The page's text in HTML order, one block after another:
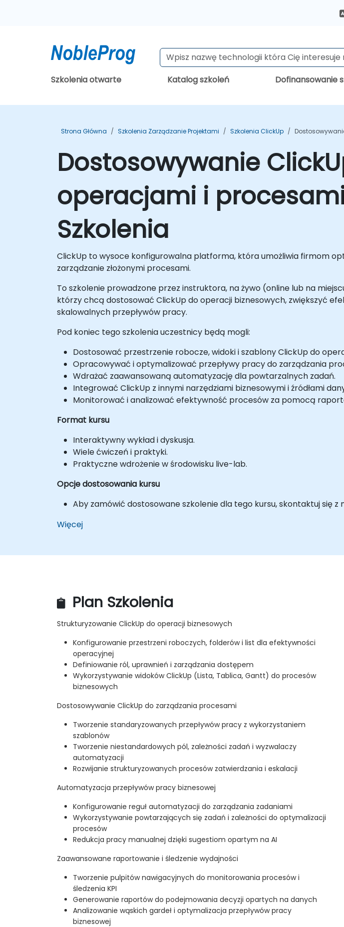
Szkolenia otwarte Katalog szkoleń Dofinansowanie
Strona Główna Szkolenia Zarządzanie Projektami Szkolenia ClickUp
Dostosowywanie
operacjami i
Szkolenia
ClickUp to wysoce konfigurowalna platforma, która umożliwia firmom
zarządzanie złożonymi procesami.
To szkolenie prowadzone przez instruktora, na żywo (online lub na
którzy chcą dostosować ClickUp do operacji biznesowych, zwiększyć
skalowalnych przepływów pracy.
Pod koniec tego szkolenia uczestnicy będą mogli:
Dostosować przestrzenie robocze, widoki i szablony ClickUp do
Opracowywać i optymalizować przepływy pracy do zarządzania
Wdrażać zaawansowaną automatyzację dla powtarzalnych zadań.
Integrować ClickUp z innymi narzędziami biznesowymi i źródłami
Monitorować i analizować efektywność procesów za pomocą
Format kursu
Interaktywny wykład i dyskusja.
Wiele ćwiczeń i praktyki.
Praktyczne wdrożenie w środowisku live-lab.
Opcje dostosowania kursu
Aby zamówić dostosowane szkolenie dla tego kursu, skontaktuj się z
Więcej
Plan Szkolenia
Strukturyzowanie ClickUp do operacji biznesowych
Konfigurowanie przestrzeni roboczych, folderów i list dla efektywności
operacyjnej
Definiowanie ról, uprawnień i zarządzania dostępem
Wykorzystywanie widoków ClickUp (Lista, Tablica, Gantt) do procesów
biznesowych
Dostosowywanie ClickUp do zarządzania procesami
Tworzenie standaryzowanych przepływów pracy z wykorzystaniem
szablonów
Tworzenie niestandardowych pól, zależności zadań i wyzwalaczy
automatyzacji
Rozwijanie strukturyzowanych procesów zatwierdzania i eskalacji
Automatyzacja przepływów pracy biznesowej
Konfigurowanie reguł automatyzacji do zarządzania zadaniami
Wykorzystywanie powtarzających się zadań i zależności do optymalizacji
procesów
Redukcja pracy manualnej dzięki sugestiom opartym na AI
Zaawansowane raportowanie i śledzenie wydajności
Tworzenie pulpitów nawigacyjnych do monitorowania procesów i
śledzenia KPI
Generowanie raportów do podejmowania decyzji opartych na danych
Analizowanie wąskich gardeł i optymalizacja przepływów pracy
biznesowej